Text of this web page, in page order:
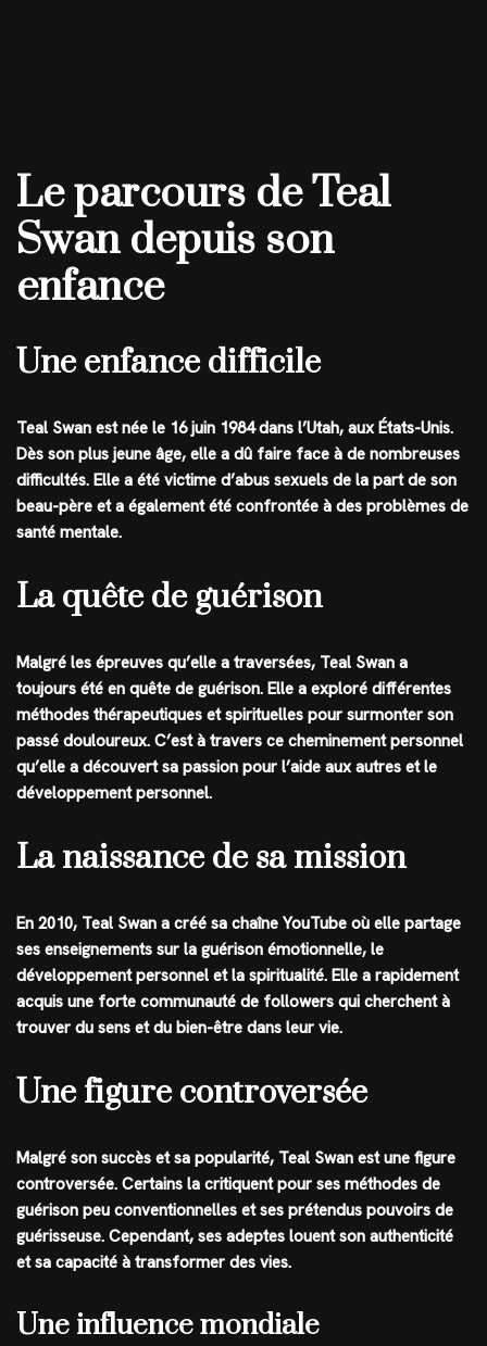
Le parcours de Teal
Swan depuis son
enfance
Une enfance difficile
Teal Swan est née le 16 juin 1984 dans l’Utah, aux États-Unis.
Dès son plus jeune âge, elle a dû faire face à de nombreuses
difficultés. Elle a été victime d’abus sexuels de la part de son
beau-père et a également été confrontée à des problèmes de
santé mentale.
La quête de guérison
Malgré les épreuves qu’elle a traversées, Teal Swan a
toujours été en quête de guérison. Elle a exploré différentes
méthodes thérapeutiques et spirituelles pour surmonter son
passé douloureux. C’est à travers ce cheminement personnel
qu’elle a découvert sa passion pour l’aide aux autres et le
développement personnel.
La naissance de sa mission
En 2010, Teal Swan a créé sa chaîne YouTube où elle partage
ses enseignements sur la guérison émotionnelle, le
développement personnel et la spiritualité. Elle a rapidement
acquis une forte communauté de followers qui cherchent à
trouver du sens et du bien-être dans leur vie.
Une figure controversée
Malgré son succès et sa popularité, Teal Swan est une figure
controversée. Certains la critiquent pour ses méthodes de
guérison peu conventionnelles et ses prétendus pouvoirs de
guérisseuse. Cependant, ses adeptes louent son authenticité
et sa capacité à transformer des vies.
Une influence mondiale